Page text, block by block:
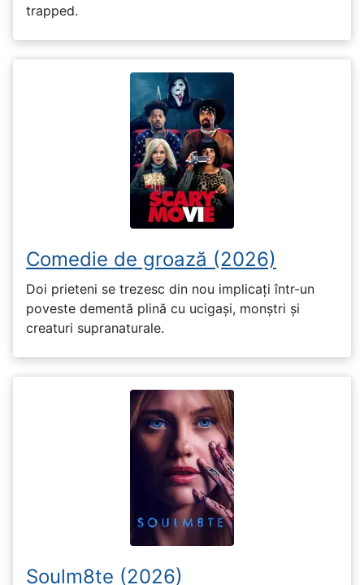
trapped.
Comedie de groază (2026)
Doi prieteni se trezesc din nou implicați într-un
poveste dementă plină cu ucigași, monștri și
creaturi supranaturale.
Soulm8te (2026)